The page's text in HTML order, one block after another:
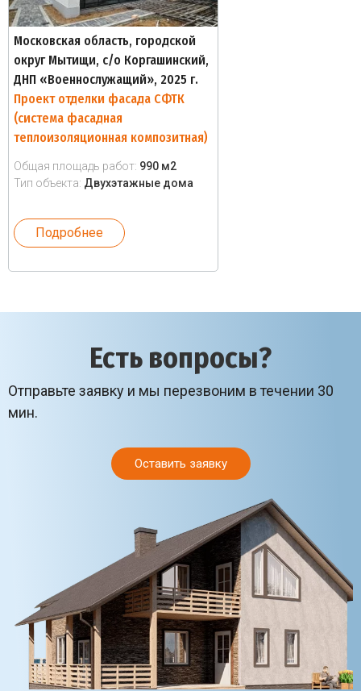
Московская область, городской
округ Мытищи, с/о Коргашинский,
ДНП «Военнослужащий», 2025 г.
Проект отделки фасада СФТК
(система фасадная
теплоизоляционная композитная)
Общая площадь работ: 990 м2
Тип объекта: Двухэтажные дома
Подробнее
Есть вопросы?
Отправьте заявку и мы перезвоним в течении 30
мин.
Оставить заявку